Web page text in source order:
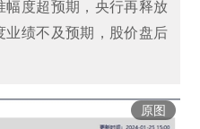
度超预期，央行再释放
绩不及预期，股价盘后
原图